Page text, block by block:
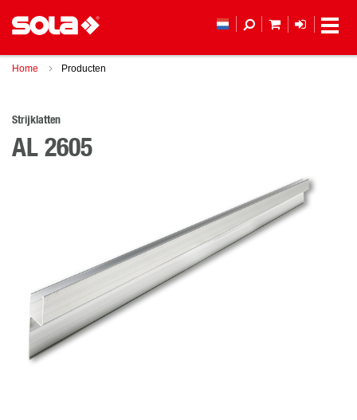
Home Producten
Strijklatten
AL 2605
MIJN LOGIN